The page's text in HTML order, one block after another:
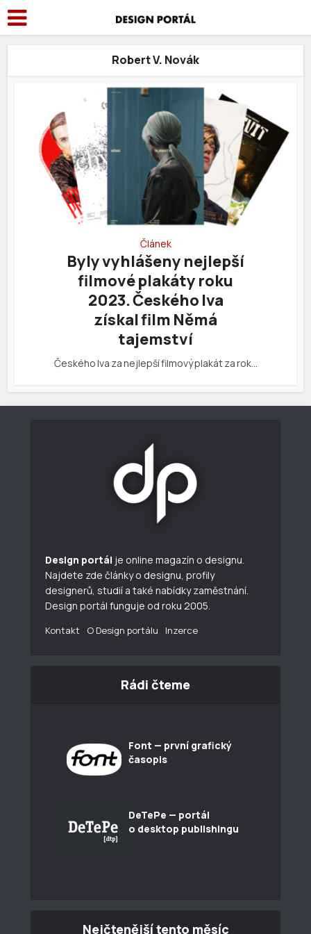
Robert V. Novák
Článek
Byly vyhlášeny nejlepší
filmové plakáty roku
2023. Českého lva
získal film Němá
tajemství
Českého lva za nejlepší filmový plakát za rok…
Design portál je online magazín o designu.
Najdete zde články o designu, profily
designerů, studií a také nabídky zaměstnání.
Design portál funguje od roku 2005.
Kontakt O Design portálu Inzerce
Rádi čteme
Font — první grafický
časopis
DeTePe — portál
o desktop publishingu
Nejčtenější tento měsíc